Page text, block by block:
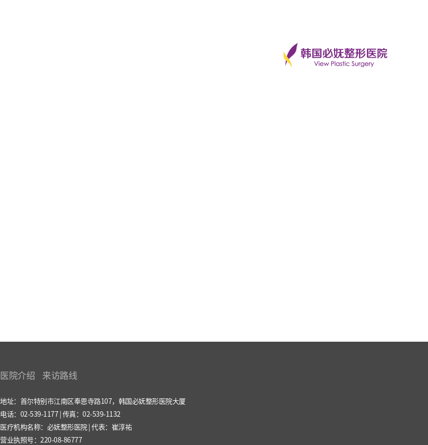
医院介绍 来访路线
地址：首尔特别市江南区奉恩寺路107，韩国必妩整形医院大厦
电话：02-539-1177 | 传真：02-539-1132
医疗机构名称：必妩整形医院 | 代表：崔淳祐
营业执照号：220-08-86777